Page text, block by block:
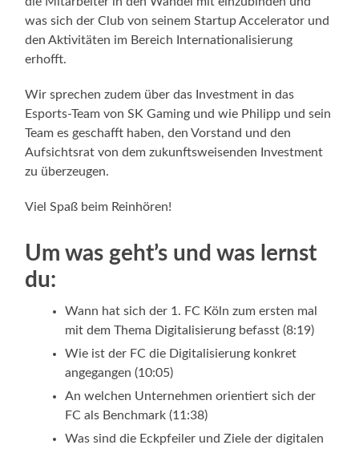
was sich der Club von seinem Startup Accelerator und
den Aktivitäten im Bereich Internationalisierung
erhofft.
Wir sprechen zudem über das Investment in das
Esports-Team von SK Gaming und wie Philipp und sein
Team es geschafft haben, den Vorstand und den
Aufsichtsrat von dem zukunftsweisenden Investment
zu überzeugen.
Viel Spaß beim Reinhören!
Um was geht’s und was lernst
du:
Wann hat sich der 1. FC Köln zum ersten mal
mit dem Thema Digitalisierung befasst (8:19)
Wie ist der FC die Digitalisierung konkret
angegangen (10:05)
An welchen Unternehmen orientiert sich der
FC als Benchmark (11:38)
Was sind die Eckpfeiler und Ziele der digitalen